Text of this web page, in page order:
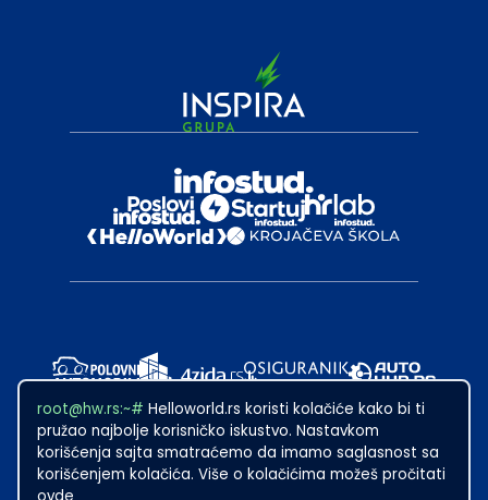
root@hw.rs:~# Helloworld.rs koristi kolačiće kako bi ti
pružao najbolje korisničko iskustvo. Nastavkom
korišćenja sajta smatraćemo da imamo saglasnost sa
korišćenjem kolačića. Više o kolačićima možeš pročitati